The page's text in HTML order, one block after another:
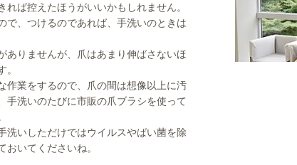
ば控えたほうがいいかもしれません。
で、つけるのであれば、手洗いのときは
ありませんが、爪はあまり伸ばさないほ
。
作業をするので、爪の間は想像以上に汚
手洗いのたびに市販の爪ブラシを使って
洗いしただけではウイルスやばい菌を除
いてくださいね。